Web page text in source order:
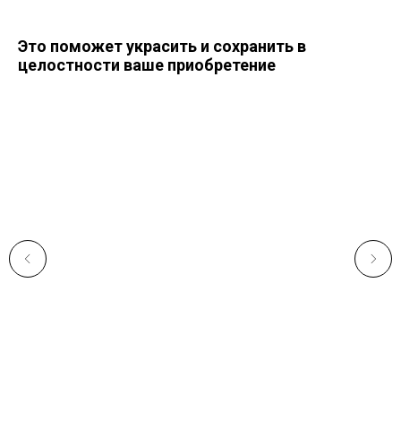
Это поможет украсить и сохранить в
целостности ваше приобретение